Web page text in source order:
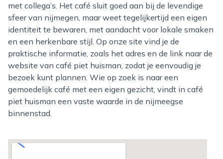
met collega’s. Het café sluit goed aan bij de levendige
sfeer van nijmegen, maar weet tegelijkertijd een eigen
identiteit te bewaren, met aandacht voor lokale smaken
en een herkenbare stijl. Op onze site vind je de
praktische informatie, zoals het adres en de link naar de
website van café piet huisman, zodat je eenvoudig je
bezoek kunt plannen. Wie op zoek is naar een
gemoedelijk café met een eigen gezicht, vindt in café
piet huisman een vaste waarde in de nijmeegse
binnenstad.